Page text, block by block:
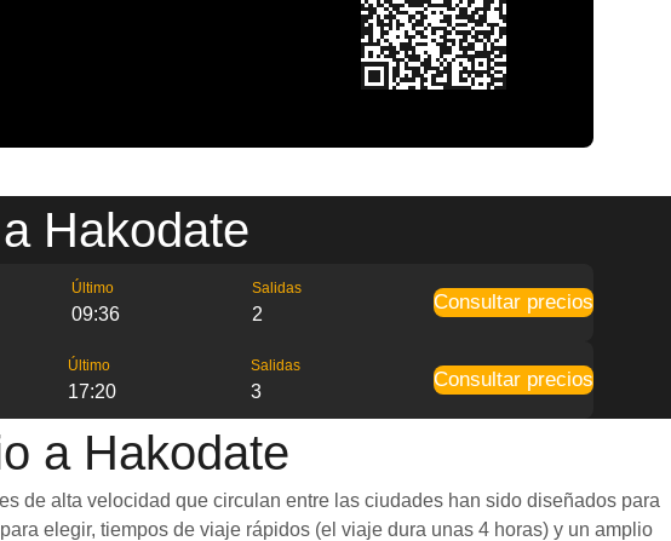
Hakodate
Último
09:36
Salidas
2
Consultar precios
Último
17:20
Salidas
3
Consultar precios
a Hakodate
de alta velocidad que circulan entre las ciudades han sido diseñados para
elegir, tiempos de viaje rápidos (el viaje dura unas 4 horas) y un amplio